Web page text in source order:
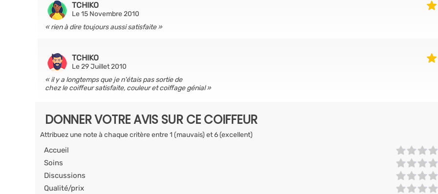
TCHIKO
Le 15 Novembre 2010
rien à dire toujours aussi satisfaite
TCHIKO
Le 29 Juillet 2010
il y a longtemps que je n'étais pas sortie de
chez le coiffeur satisfaite, couleur et coiffage génial
DONNER VOTRE AVIS SUR CE COIFFEUR
Attribuez une note à chaque critère entre 1 (mauvais) et 6 (excellent)
Accueil
Soins
Discussions
Qualité/prix